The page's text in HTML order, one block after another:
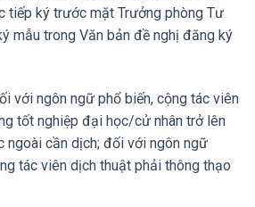
tiếp ký trước mặt Trưởng phòng Tư
mẫu trong Văn bản đề nghị đăng ký
với ngôn ngữ phổ biến, cộng tác viên
tốt nghiệp đại học/cử nhân trở lên
cần dịch; đối với ngôn ngữ
tác viên dịch thuật phải thông thạo